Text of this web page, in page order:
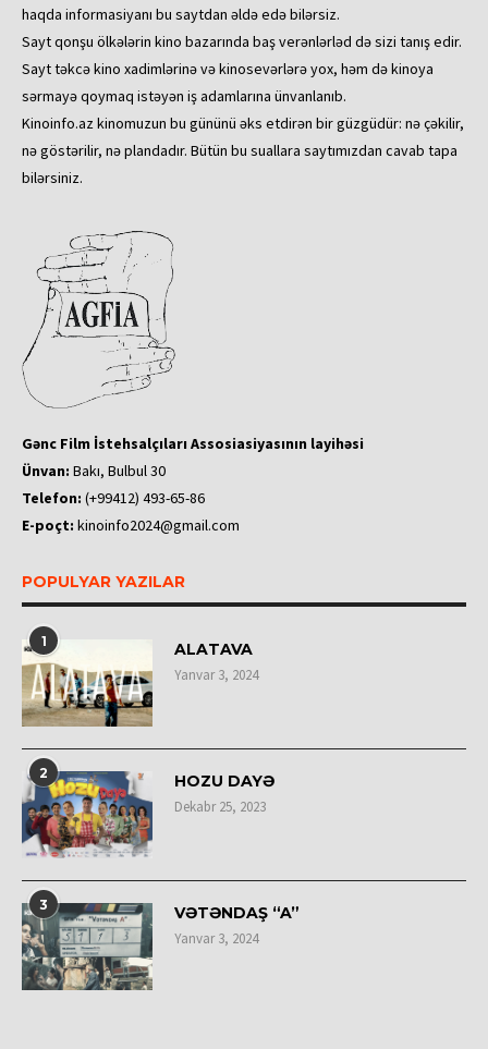
haqda informasiyanı bu saytdan əldə edə bilərsiz.
Sayt qonşu ölkələrin kino bazarında baş verənlərləd də sizi tanış edir.
Sayt təkcə kino xadimlərinə və kinosevərlərə yox, həm də kinoya
sərmayə qoymaq istəyən iş adamlarına ünvanlanıb.
Kinoinfo.az kinomuzun bu gününü əks etdirən bir güzgüdür: nə çəkilir,
nə göstərilir, nə plandadır. Bütün bu suallara saytımızdan cavab tapa
bilərsiniz.
Gənc Film İstehsalçıları Assosiasiyasının layihəsi
Ünvan: Bakı, Bulbul 30
Telefon: (+99412) 493-65-86
E-poçt: kinoinfo2024@gmail.com
POPULYAR YAZILAR
1 ALATAVA
Yanvar 3, 2024
2 HOZU DAYƏ
Dekabr 25, 2023
3 VƏTƏNDAŞ “A”
Yanvar 3, 2024